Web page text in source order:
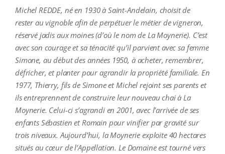
Michel REDDE, né en 1930 à Saint-Andelain, choisit de
rester au vignoble afin de perpétuer le métier de vigneron,
réservé jadis aux moines (d’où le nom de La Moynerie). C’est
avec son courage et sa ténacité qu’il parvient avec sa femme
Simone, au début des années 1950, à acheter, remembrer,
défricher, et planter pour agrandir la propriété familiale. En
1977, Thierry, fils de Simone et Michel rejoint ses parents et
ils entreprennent de construire leur nouveau chai à La
Moynerie. Celui-ci s’agrandi en 2001, avec l’arrivée de ses
enfants Sébastien et Romain pour vinifier par gravité sur
trois niveaux. Aujourd’hui, la Moynerie exploite 40 hectares
situés au cœur de l’Appellation. Le Domaine est tourné vers